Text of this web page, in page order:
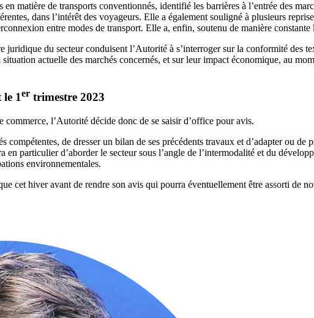
matière de transports conventionnés, identifié les barrières à l’entrée des
dans l’intérêt des voyageurs. Elle a également souligné à plusieurs
entre modes de transport. Elle a, enfin, soutenu de manière
du secteur conduisent l’Autorité à s’interroger sur la conformité des
actuelle des marchés concernés, et sur leur impact économique, au
1er trimestre 2023
commerce, l’Autorité décide donc de se saisir d’office pour avis.
de dresser un bilan de ses précédents travaux et d’adapter ou
en particulier d’aborder le secteur sous l’angle de l’intermodalité et du
environnementales.
cet hiver avant de rendre son avis qui pourra éventuellement être assorti de